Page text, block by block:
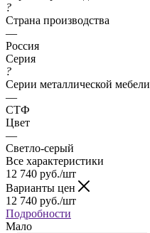
?
Страна производства
—
Россия
Серия
?
Серии металлической мебели
—
СТФ
Цвет
—
Светло-серый
Все характеристики
12 740 руб./шт
Варианты цен
12 740 руб./шт
Подробности
Мало